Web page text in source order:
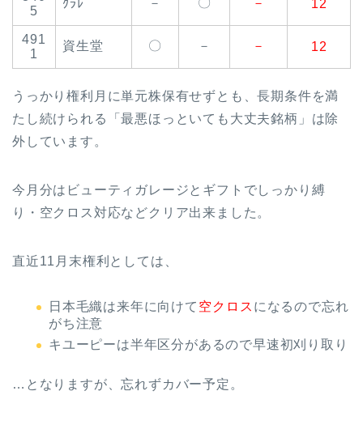
5
ｸﾗﾚ 12
491
1
資生堂 〇 － － 12
うっかり権利月に単元株保有せずとも、長期条件を満
たし続けられる「最悪ほっといても大丈夫銘柄」は除
外しています。
今月分はビューティガレージとギフトでしっかり縛
り・空クロス対応などクリア出来ました。
直近11月末権利としては、
日本毛織は来年に向けて 空クロス になるので忘れ
がち注意
キユーピーは半年区分があるので早速初刈り取り
…となりますが、忘れずカバー予定。